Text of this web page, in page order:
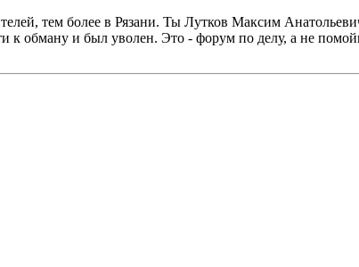
тем более в Рязани. Ты Лутков Максим
к обману и был уволен. Это - форум по делу, а не